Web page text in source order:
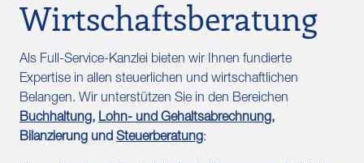
Wirtschaftsberatung
Als Full-Service-Kanzlei bieten wir Ihnen fundierte
Expertise in allen steuerlichen und wirtschaftlichen
Belangen. Wir unterstützen Sie in den Bereichen
Buchhaltung, Lohn- und Gehaltsabrechnung,
Bilanzierung und Steuerberatung: